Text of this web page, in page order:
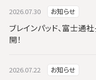
2026.07.30 お知らせ
ブレインパッド、富士通
開！
2026.07.22 お知らせ